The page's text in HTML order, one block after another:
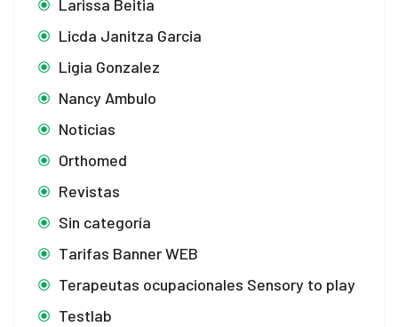
Larissa Beitia
Licda Janitza Garcia
Ligia Gonzalez
Nancy Ambulo
Noticias
Orthomed
Revistas
Sin categoría
Tarifas Banner WEB
Terapeutas ocupacionales Sensory to play
Testlab